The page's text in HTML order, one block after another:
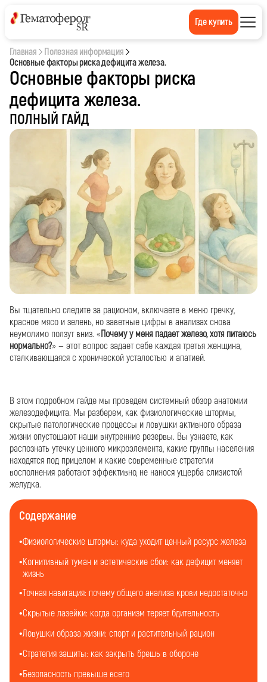
Где купить
Главная
Полезная информация
Основные факторы риска дефицита железа.
Основные факторы риска
дефицита железа.
ПОЛНЫЙ ГАЙД
Вы тщательно следите за рационом, включаете в меню гречку,
красное мясо и зелень, но заветные цифры в анализах снова
неумолимо ползут вниз. «Почему у меня падает железо, хотя питаюсь
нормально?» — этот вопрос задает себе каждая третья женщина,
сталкивающаяся с хронической усталостью и апатией.
В этом подробном гайде мы проведем системный обзор анатомии
железодефицита. Мы разберем, как физиологические штормы,
скрытые патологические процессы и ловушки активного образа
жизни опустошают наши внутренние резервы. Вы узнаете, как
распознать утечку ценного микроэлемента, какие группы населения
находятся под прицелом и какие современные стратегии
восполнения работают эффективно, не нанося ущерба слизистой
желудка.
Содержание
Физиологические штормы: куда уходит ценный ресурс железа
Когнитивный туман и эстетические сбои: как дефицит меняет
жизнь
Точная навигация: почему общего анализа крови недостаточно
Скрытые лазейки: когда организм теряет бдительность
Ловушки образа жизни: спорт и растительный рацион
Стратегия защиты: как закрыть брешь в обороне
Безопасность превыше всего